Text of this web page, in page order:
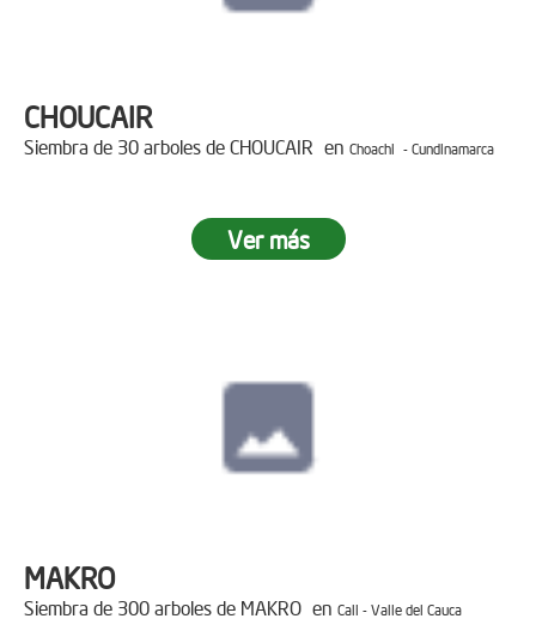
CHOUCAIR
Siembra de 30 arboles de CHOUCAIR en Choachi - Cundinamarca
Ver más
MAKRO
Siembra de 300 arboles de MAKRO en Cali - Valle del Cauca